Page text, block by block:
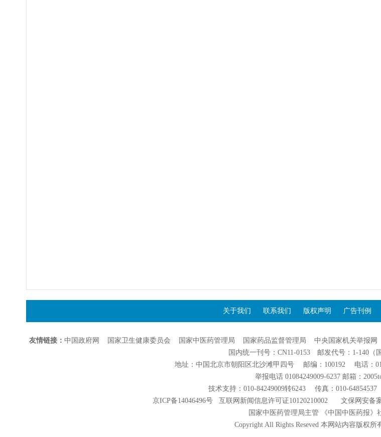
关于我们 联系我们 版权声明 广告刊例
友情链接： 中国政府网 国家卫生健康委员会 国家中医药管理局 国家药品监督管理局 中央国家机关举报网
国内统一刊号：CN11-0153 邮发代号：1-140（
地址：中国北京市朝阳区北沙滩甲四号 邮编：100192 电话：
举报电话 01084249009-6237 邮箱：
技术支持：010-84249009转6243 传真：010-64854537
京ICP备14046496号
互联网新闻信息许可证10120210002文保网安备
国家中医药管理局主管 《中国中医药报》
Copyright All Rights Reseved 本网站内容版权